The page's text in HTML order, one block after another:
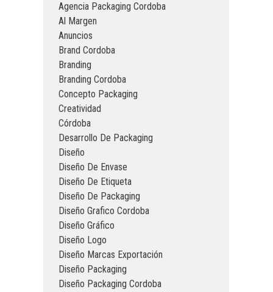
Agencia Packaging Cordoba
Al Margen
Anuncios
Brand Cordoba
Branding
Branding Cordoba
Concepto Packaging
Creatividad
Córdoba
Desarrollo De Packaging
Diseño
Diseño De Envase
Diseño De Etiqueta
Diseño De Packaging
Diseño Grafico Cordoba
Diseño Gráfico
Diseño Logo
Diseño Marcas Exportación
Diseño Packaging
Diseño Packaging Cordoba